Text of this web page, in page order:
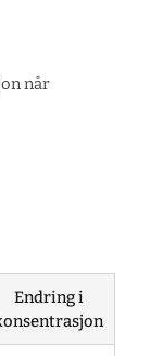
når
Endring i